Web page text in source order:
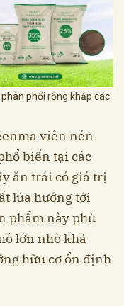
phối rộng khắp các
viên nén
biến tại các
ăn trái có giá trị
lúa hướng tới
phẩm này phù
lớn nhờ khả
hữu cơ ổn định